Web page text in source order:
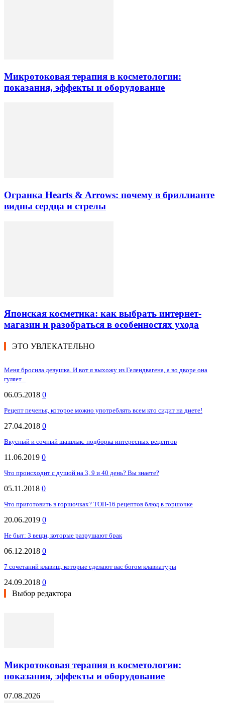
Микротоковая терапия в косметологии:
показания, эффекты и оборудование
Огранка Hearts & Arrows: почему в бриллианте
видны сердца и стрелы
Японская косметика: как выбрать интернет-
магазин и разобраться в особенностях ухода
ЭТО УВЛЕКАТЕЛЬНО
Меня бросила девушка. И вот я выхожу из Гелендвагена, а во дворе она
гуляет...
06.05.2018 0
Рецепт печенья, которое можно употреблять всем кто сидит на диете!
27.04.2018 0
Вкусный и сочный шашлык: подборка интересных рецептов
11.06.2019 0
Что происходит с душой на 3, 9 и 40 день? Вы знаете?
05.11.2018 0
Что приготовить в горшочках? ТОП-16 рецептов блюд в горшочке
20.06.2019 0
Не быт: 3 вещи, которые разрушают брак
06.12.2018 0
7 сочетаний клавиш, которые сделают вас богом клавиатуры
24.09.2018 0
Выбор редактора
Микротоковая терапия в косметологии:
показания, эффекты и оборудование
07.08.2026